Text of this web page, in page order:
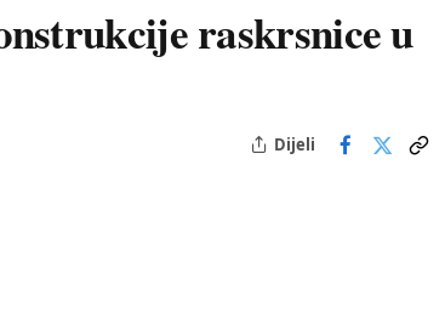
raskrsnice u
Dijeli